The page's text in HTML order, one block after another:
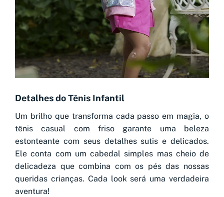
Detalhes do Tênis Infantil
Um brilho que transforma cada passo em magia, o
tênis casual com friso garante uma beleza
estonteante com seus detalhes sutis e delicados.
Ele conta com um cabedal simples mas cheio de
delicadeza que combina com os pés das nossas
queridas crianças. Cada look será uma verdadeira
aventura!